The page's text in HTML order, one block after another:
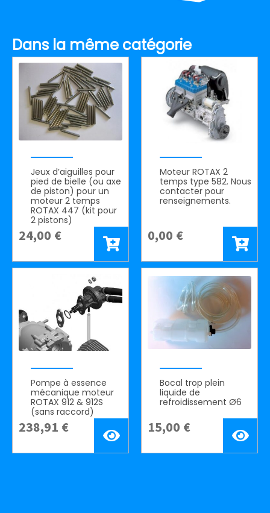
Dans la même catégorie
Jeux d’aiguilles pour
pied de bielle (ou axe
de piston) pour un
moteur 2 temps
ROTAX 447 (kit pour
2 pistons)
24,00 €
Moteur ROTAX 2
temps type 582. Nous
contacter pour
renseignements.
0,00 €
Pompe à essence
mécanique moteur
ROTAX 912 & 912S
(sans raccord)
238,91 €
Bocal trop plein
liquide de
refroidissement Ø6
15,00 €